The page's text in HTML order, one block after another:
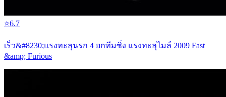
⭐6.7
เร็ว&#8230;แรงทะลุนรก 4 ยกทีมซิ่ง แรงทะลุไมล์ 2009 Fast
&amp; Furious